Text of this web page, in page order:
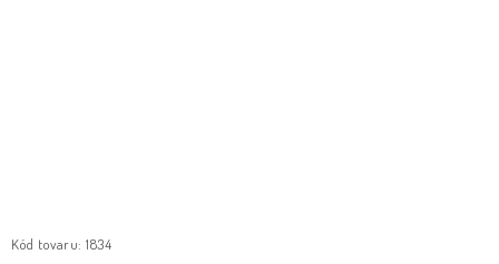
Kód tovaru: 1834